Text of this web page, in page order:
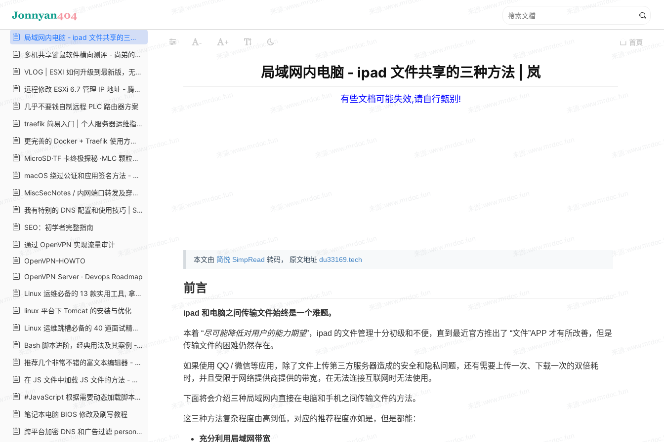
How to install MariaDB on Alpine Linux | LibreByte
局域网内电脑 - ipad 文件共享的三种方法 | 岚
多机共享键鼠软件横向测评 - 尚弟的小笔记
VLOG | ESXI 如何升级到最新版，无论是 6.5 还是 6.7 版本都可以顺滑升级。 – Vedio Talk - VLOG、科技、生活、乐分享
远程修改 ESXi 6.7 管理 IP 地址 - 腾讯云开发者社区 - 腾讯云
几乎不要钱自制远程 PLC 路由器方案
traefik 简易入门 | 个人服务器运维指南 | 山月行
更完善的 Docker + Traefik 使用方案 - 苏洋博客
MicroSD·TF 卡终极探秘 ·MLC 颗粒之谜 1 三星篇_microSD 存储卡_什么值得买
macOS 绕过公证和应用签名方法 - 走客
MiscSecNotes / 内网端口转发及穿透. md at master · JnuSimba/MiscSecNotes
我有特别的 DNS 配置和使用技巧 | Sukka's Blog
SEO：初学者完整指南
通过 OpenVPN 实现流量审计
OpenVPN-HOWTO
OpenVPN Server · Devops Roadmap
Linux 运维必备的 13 款实用工具, 拿好了~
linux 平台下 Tomcat 的安装与优化
Linux 运维跳槽必备的 40 道面试精华题
Bash 脚本进阶，经典用法及其案例 - alonghub - 博客园
推荐几个非常不错的富文本编辑器 - 走看看
在 JS 文件中加载 JS 文件的方法 - 月光博客
#JavaScript 根据需要动态加载脚本并设置自定义参数
笔记本电脑 BIOS 修改及刷写教程
跨平台加密 DNS 和广告过滤 personalDNSfilter · LinuxTOY
- + 首頁
局域网内电脑 - ipad 文件共享的三种方法 | 岚
有些文档可能失效,请自行甄别!
本文由 简悦 SimpRead 转码， 原文地址 du33169.tech
前言
ipad 和电脑之间传输文件始终是一个难题。
本着 “尽可能降低对用户的能力期望”，ipad 的文件管理十分初级和不便，直到最近官方推出了 “文件”APP 才有所改善，但是
传输文件的困难仍然存在。
如果使用 QQ / 微信等应用，除了文件上传第三方服务器造成的安全和隐私问题，还有需要上传一次、下载一次的双倍耗
时，并且受限于网络提供商提供的带宽，在无法连接互联网时无法使用。
下面将会介绍三种局域网内直接在电脑和手机之间传输文件的方法。
这三种方法复杂程度由高到低，对应的推荐程度亦如是，但是都能：
充分利用局域网带宽